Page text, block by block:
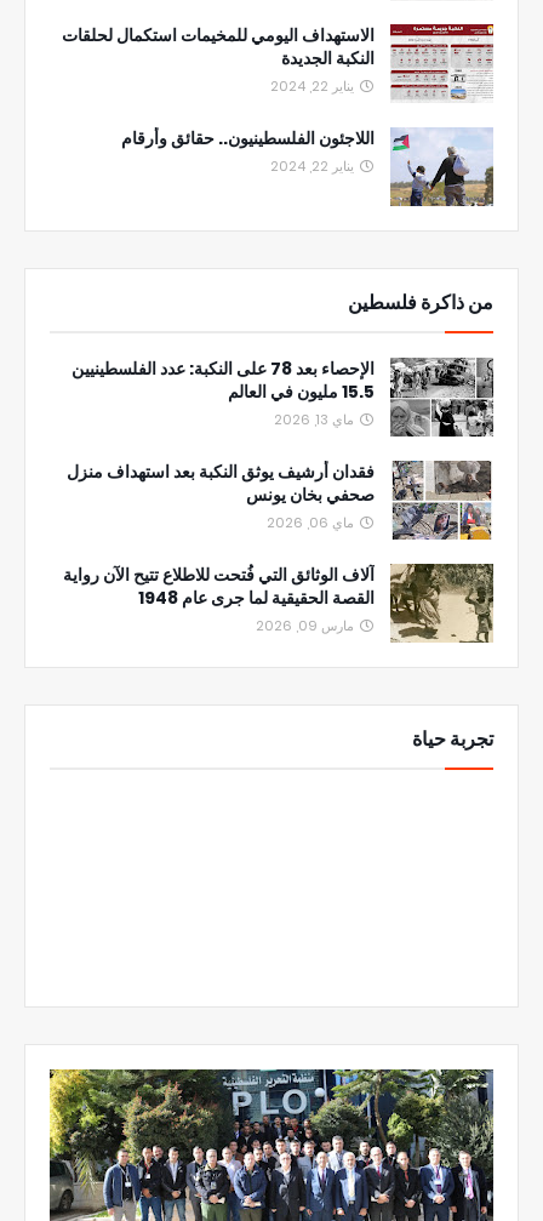
الاستهداف اليومي للمخيمات استكمال لحلقات
النكبة الجديدة
يناير 22, 2024
اللاجئون الفلسطينيون.. حقائق وأرقام
يناير 22, 2024
من ذاكرة فلسطين
الإحصاء بعد 78 على النكبة: عدد الفلسطينيين
15.5 مليون في العالم
ماي 13, 2026
فقدان أرشيف يوثق النكبة بعد استهداف منزل
صحفي بخان يونس
ماي 06, 2026
آلاف الوثائق التي فُتحت للاطلاع تتيح الآن رواية
القصة الحقيقية لما جرى عام 1948
مارس 09, 2026
تجربة حياة